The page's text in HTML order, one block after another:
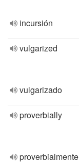
incursión
vulgarized
vulgarizado
proverbially
proverbialmente